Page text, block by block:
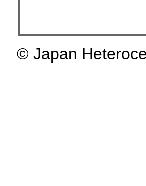
© Japan